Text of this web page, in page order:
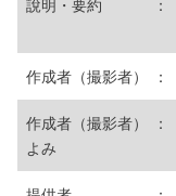
說明・要約 ：
作成者（撮影者） ：
作成者（撮影者）
よみ
：